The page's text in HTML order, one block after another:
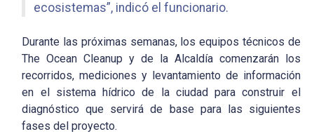
ecosistemas”, indicó el funcionario.
Durante las próximas semanas, los equipos técnicos de
The Ocean Cleanup y de la Alcaldía comenzarán los
recorridos, mediciones y levantamiento de información
en el sistema hídrico de la ciudad para construir el
diagnóstico que servirá de base para las siguientes
fases del proyecto.